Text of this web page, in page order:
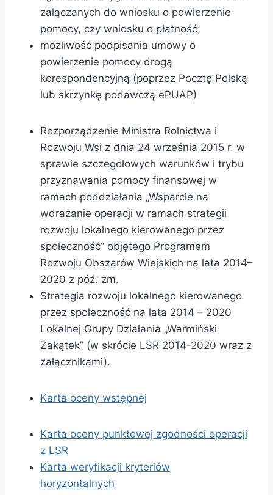
załączanych do wniosku o powierzenie
pomocy, czy wniosku o płatność;
możliwość podpisania umowy o
powierzenie pomocy drogą
korespondencyjną (poprzez Pocztę Polską
lub skrzynkę podawczą ePUAP)
Rozporządzenie Ministra Rolnictwa i
Rozwoju Wsi z dnia 24 września 2015 r. w
sprawie szczegółowych warunków i trybu
przyznawania pomocy finansowej w
ramach poddziałania „Wsparcie na
wdrażanie operacji w ramach strategii
rozwoju lokalnego kierowanego przez
społeczność” objętego Programem
Rozwoju Obszarów Wiejskich na lata 2014–
2020 z póź. zm.
Strategia rozwoju lokalnego kierowanego
przez społeczność na lata 2014 – 2020
Lokalnej Grupy Działania „Warmiński
Zakątek” (w skrócie LSR 2014-2020 wraz z
załącznikami).
Karta oceny wstępnej
Karta oceny punktowej zgodności operacji
z LSR
Karta weryfikacji kryteriów
horyzontalnych